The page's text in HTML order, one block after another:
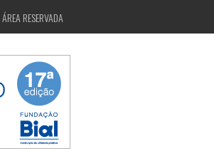
ÁREA RESERVADA